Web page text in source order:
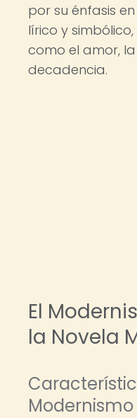
por su énfasis
lírico y
como el amor,
decadencia.
El
la Novela